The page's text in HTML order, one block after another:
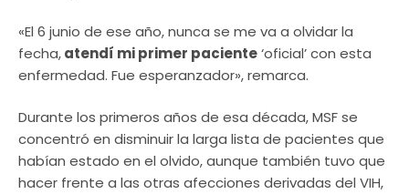
«El 6 junio de ese año, nunca se me va a olvidar la
fecha,atendí mi primer paciente‘oficial’ con esta
enfermedad. Fue esperanzador», remarca.
Durante los primeros años de esa década, MSF se
concentró en disminuir la larga lista de pacientes que
habían estado en el olvido, aunque también tuvo que
hacer frente a las otras afecciones derivadas del VIH,